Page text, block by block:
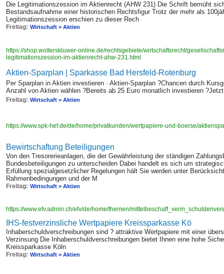
Die Legitimationszession im Aktienrecht (AHW 231) Die Schrift bemüht
Bestandsaufnahme einer historischen Rechtsfigur Trotz der mehr als
Legitimationszession erschien zu dieser Rech
Freitag: Wirtschaft > Aktien
https://shop.wolterskluwer-online.de/rechtsgebiete/wirtschaftsrecht/
legitimationszession-im-aktienrecht-ahw-231.html
Aktien-Sparplan | Sparkasse Bad Hersfeld-Rotenburg
Per Sparplan in Aktien investieren · Aktien-Sparplan ?Chancen durch
Anzahl von Aktien wählen ?Bereits ab 25 Euro monatlich investieren
Freitag: Wirtschaft > Aktien
https://www.spk-hef.de/de/home/privatkunden/wertpapiere-und-boerse/
Bewirtschaftung Beteiligungen
Von den Tresorerieanlagen, die der Gewährleistung der ständigen
Bundesbeteiligungen zu unterscheiden Dabei handelt es sich um
Erfüllung spezialgesetzlicher Regelungen hält Sie werden unter
Rahmenbedingungen und der M
Freitag: Wirtschaft > Aktien
https://www.efv.admin.ch/efv/de/home/themen/
IHS-festverzinsliche Wertpapiere Kreissparkasse Kö
Inhaberschuldverschreibungen sind ? attraktive Wertpapiere mit einer
Verzinsung Die Inhaberschuldverschreibungen bietet Ihnen eine hohe
Kreissparkasse Köln
Freitag: Wirtschaft > Aktien